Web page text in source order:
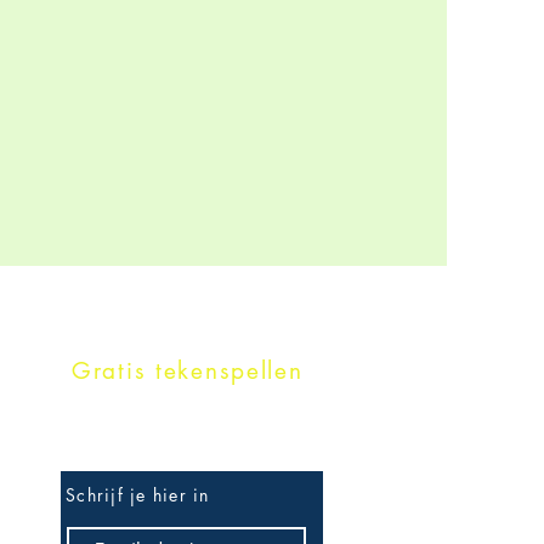
Gratis tekenspellen
Schrijf je hier in